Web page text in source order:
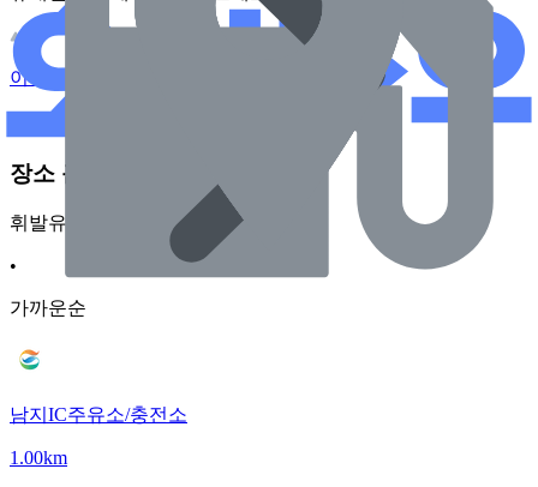
이 주유소의 사장님이신가요?
장소 근처 주유소
휘발유
•
가까운순
남지IC주유소/충전소
1.00km